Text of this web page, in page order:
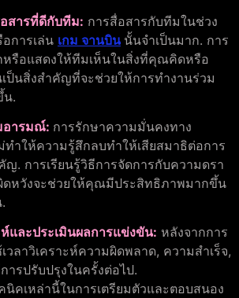
สารที่ดีกับทีม: การสื่อสารกับทีมในช่วง
การเล่น เกม จานบิน นั้นจำเป็นมาก. การ
รือแสดงให้ทีมเห็นในสิ่งที่คุณคิดหรือ
ป็นสิ่งสำคัญที่จะช่วยให้การทำงานร่วม
น.
อารมณ์: การรักษาความมั่นคงทาง
ำให้ความรู้สึกลบทำให้เสียสมาธิต่อการ
. การเรียนรู้วิธีการจัดการกับความดรา
ดหวังจะช่วยให้คุณมีประสิทธิภาพมากขึ้น
ห์และประเมินผลการแข่งขัน: หลังจากการ
วลาวิเคราะห์ความผิดพลาด, ความสำเร็จ,
ารปรับปรุงในครั้งต่อไป.
นิคเหล่านี้ในการเตรียมตัวและตอบสนอง